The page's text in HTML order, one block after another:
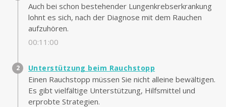
Auch bei schon bestehender Lungenkrebserkrankung
lohnt es sich, nach der Diagnose mit dem Rauchen
aufzuhören.
00:11:00
Unterstützung beim Rauchstopp
Einen Rauchstopp müssen Sie nicht alleine bewältigen.
Es gibt vielfältige Unterstützung, Hilfsmittel und
erprobte Strategien.